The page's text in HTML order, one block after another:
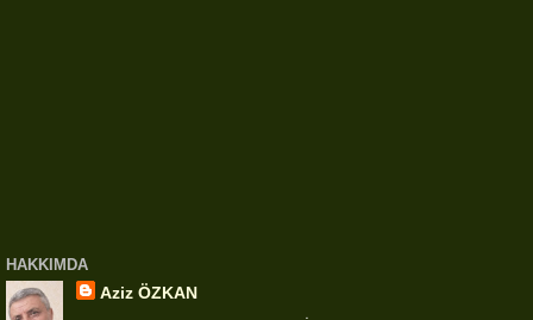
HAKKIMDA
Aziz ÖZKAN